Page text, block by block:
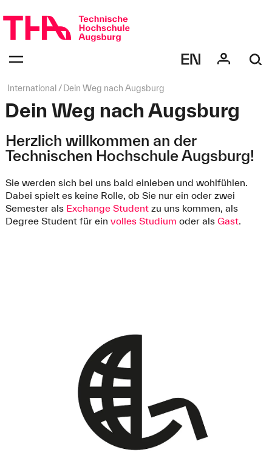
überspringen
bestätigen
des
Seitenpfad:
International Dein Weg nach Augsburg
Dein Weg nach Augsburg
Herzlich willkommen an der
Technischen Hochschule Augsburg!
Sie werden sich bei uns bald einleben und wohlfühlen.
Dabei spielt es keine Rolle, ob Sie nur ein oder zwei
Semester als Exchange Studentzu uns kommen, als
Degree Student für ein volles Studium oder als Gast.